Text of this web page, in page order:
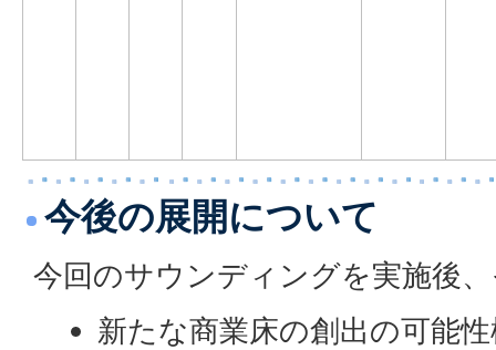
今後の展開について
今回のサウンディングを実施後
新たな商業床の創出の可能